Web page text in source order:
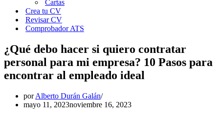
Cartas
Crea tu CV
Revisar CV
Comprobador ATS
¿Qué debo hacer si quiero contratar
personal para mi empresa? 10 Pasos para
encontrar al empleado ideal
porAlberto Durán Galán
mayo 11, 2023noviembre 16, 2023